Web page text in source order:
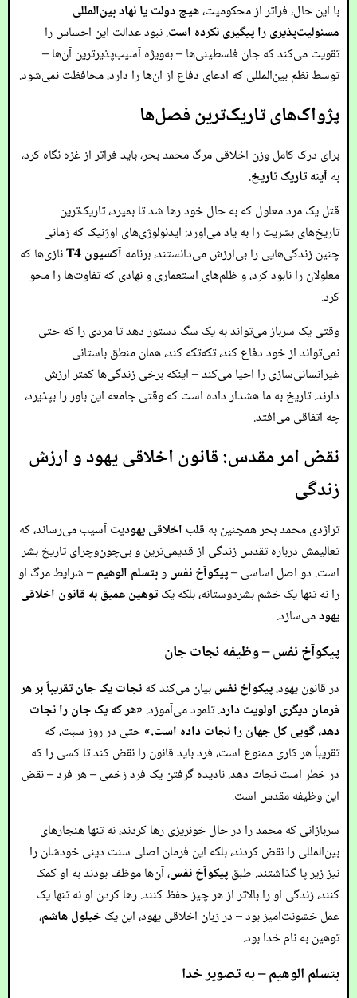
با این حال، فراتر از محکومیت،هیچ دولت یا نهاد بین‌المللی
مسئولیت‌پذیری را پیگیری نکرده است. نبود عدالت این احساس را
تقویت می‌کند که جان فلسطینی‌ها – به‌ویژه آسیب‌پذیرترین آن‌ها –
توسط نظم بین‌المللی که ادعای دفاع از آن‌ها را دارد، محافظت نمی‌شود.
پژواک‌های تاریک‌ترین فصل‌ها
برای درک کامل وزن اخلاقی مرگ محمد بحر، باید فراتر از غزه نگاه کرد،
به آینه تاریک تاریخ.
قتل یک مرد معلول که به حال خود رها شد تا بمیرد، تاریک‌ترین
تاریخ‌های بشریت را به یاد می‌آورد: ایدئولوژی‌های اوژنیک که زمانی
چنین زندگی‌هایی را بی‌ارزش می‌دانستند، برنامه آکسیون T4
نازی‌ها که
معلولان را نابود کرد، و ظلم‌های استعماری و نهادی که تفاوت‌ها را محو
کرد.
وقتی یک سرباز می‌تواند به یک سگ دستور دهد تا مردی را که حتی
نمی‌تواند از خود دفاع کند، تکه‌تکه کند، همان منطق باستانی
غیرانسانی‌سازی را احیا می‌کند – اینکه برخی زندگی‌ها کمتر ارزش
دارند. تاریخ به ما هشدار داده است که وقتی جامعه این باور را بپذیرد،
چه اتفاقی می‌افتد.
نقض امر مقدس: قانون اخلاقی یهود و ارزش
زندگی
تراژدی محمد بحر همچنین به قلب اخلاقی یهودیتآسیب می‌رساند، که
تعالیمش درباره تقدس زندگی از قدیمی‌ترین و بی‌چون‌وچرای تاریخ بشر
است. دو اصل اساسی –پیکوآخ نفسوبتسلم الوهیم– شرایط مرگ او
را نه تنها یک خشم بشردوستانه، بلکه یکتوهین عمیق به قانون اخلاقی
یهودمی‌سازد.
پیکوآخ نفس – وظیفه نجات جان
در قانون یهود،پیکوآخ نفسبیان می‌کند کهنجات یک جان تقریباً بر هر
فرمان دیگری اولویت دارد. تلمود می‌آموزد: «هر که یک جان را نجات
دهد، گویی کل جهان را نجات داده است.»حتی در روز سبت، که
تقریباً هر کاری ممنوع است، فرد باید قانون را نقض کند تا کسی را که
در خطر است نجات دهد. نادیده گرفتن یک فرد زخمی – هر فرد – نقض
این وظیفه مقدس است.
سربازانی که محمد را در حال خونریزی رها کردند، نه تنها هنجارهای
بین‌المللی را نقض کردند، بلکه این فرمان اصلی سنت دینی خودشان را
نیز زیر پا گذاشتند. طبقپیکوآخ نفس، آن‌ها موظف بودند به او کمک
کنند، زندگی او را بالاتر از هر چیز حفظ کنند. رها کردن او نه تنها یک
عمل خشونت‌آمیز بود – در زبان اخلاقی یهود، این یکخیلول هاشم،
توهین به نام خدا بود.
بتسلم الوهیم – به تصویر خدا